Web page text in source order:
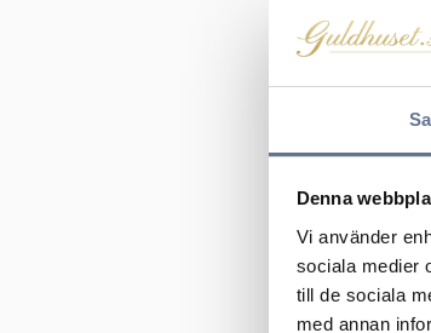
Denna
Vi använder
sociala medier
till de sociala
med annan